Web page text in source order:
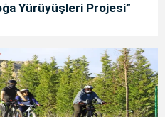
Yürüyüşleri Projesi”